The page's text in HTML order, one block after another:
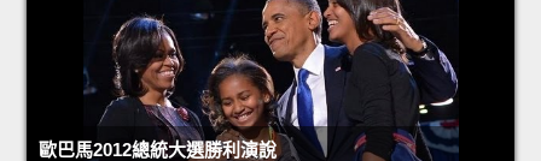
歐巴馬2012總統大選勝利演說